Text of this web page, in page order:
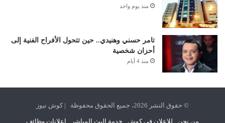
منذ يوم واحد
تامر حسني وهنيدي.. حين تتحول الأفراح الفنية إلى
أحزان شخصية
منذ 4 أيام
© حقوق النشر 2026، جميع الحقوق محفوظة | كوش نيوز
من نحن للإعلان في كوش خدمة البث المباشر اعلانات وظائف